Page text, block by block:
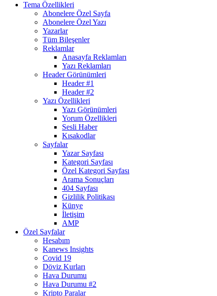
Tema Özellikleri
Abonelere Özel Sayfa
Abonelere Özel Yazı
Yazarlar
Tüm Bileşenler
Reklamlar
Anasayfa Reklamları
Yazı Reklamları
Header Görünümleri
Header #1
Header #2
Yazı Özellikleri
Yazı Görünümleri
Yorum Özellikleri
Sesli Haber
Kısakodlar
Sayfalar
Yazar Sayfası
Kategori Sayfası
Özel Kategori Sayfası
Arama Sonuçları
404 Sayfası
Gizlilik Politikası
Künye
İletişim
AMP
Özel Sayfalar
Hesabım
Kanews Insights
Covid 19
Döviz Kurları
Hava Durumu
Hava Durumu #2
Kripto Paralar